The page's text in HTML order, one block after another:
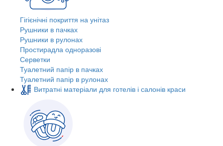
Гігієнічні покриття на унітаз
Рушники в пачках
Рушники в рулонах
Простирадла одноразові
Серветки
Туалетний папір в пачках
Туалетний папір в рулонах
Витратні матеріали для готелів і салонів краси